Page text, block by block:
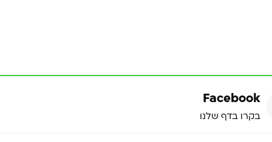
Facebook
בקרו בדף שלנו